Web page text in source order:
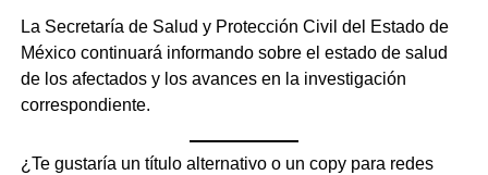
La Secretaría de Salud y Protección Civil del Estado de
México continuará informando sobre el estado de salud
de los afectados y los avances en la investigación
correspondiente.
¿Te gustaría un título alternativo o un copy para redes